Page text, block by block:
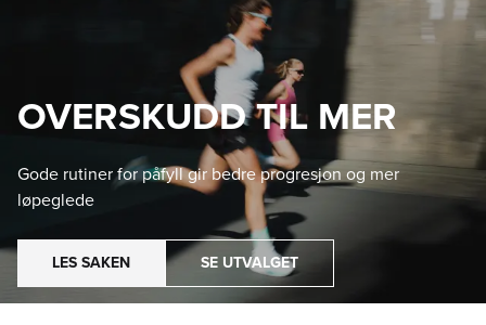
OVERSKUDD TIL MER
Gode rutiner for påfyll gir bedre progresjon og mer
løpeglede
LES SAKEN SE UTVALGET